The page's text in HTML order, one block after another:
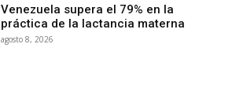
Venezuela supera el 79% en la
práctica de la lactancia materna
agosto 8, 2026